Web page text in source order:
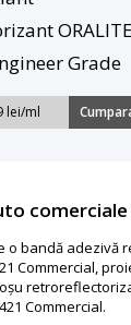
ORALITE
Grade
lei/ml
o bandă
Commercial.